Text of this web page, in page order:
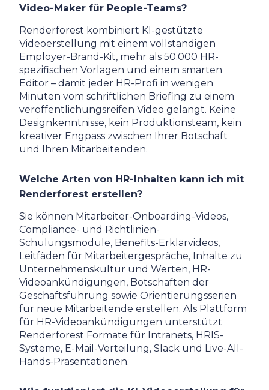
Video-Maker für People-Teams?
Renderforest kombiniert KI-gestützte
Videoerstellung mit einem vollständigen
Employer-Brand-Kit, mehr als 50.000 HR-
spezifischen Vorlagen und einem smarten
Editor – damit jeder HR-Profi in wenigen
Minuten vom schriftlichen Briefing zu einem
veröffentlichungsreifen Video gelangt. Keine
Designkenntnisse, kein Produktionsteam, kein
kreativer Engpass zwischen Ihrer Botschaft
und Ihren Mitarbeitenden.
Welche Arten von HR-Inhalten kann ich mit
Renderforest erstellen?
Sie können Mitarbeiter-Onboarding-Videos,
Compliance- und Richtlinien-
Schulungsmodule, Benefits-Erklärvideos,
Leitfäden für Mitarbeitergespräche, Inhalte zu
Unternehmenskultur und Werten, HR-
Videoankündigungen, Botschaften der
Geschäftsführung sowie Orientierungsserien
für neue Mitarbeitende erstellen. Als Plattform
für HR-Videoankündigungen unterstützt
Renderforest Formate für Intranets, HRIS-
Systeme, E-Mail-Verteilung, Slack und Live-All-
Hands-Präsentationen.